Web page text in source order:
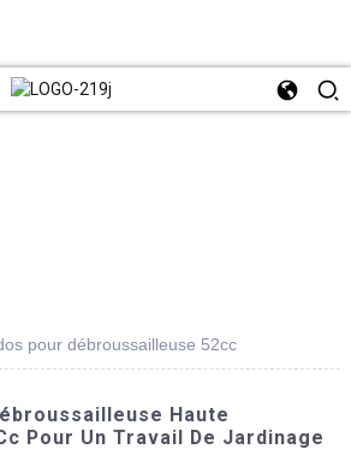
pour débroussailleuse 52cc
Haute
Pour Un Travail De Jardinage